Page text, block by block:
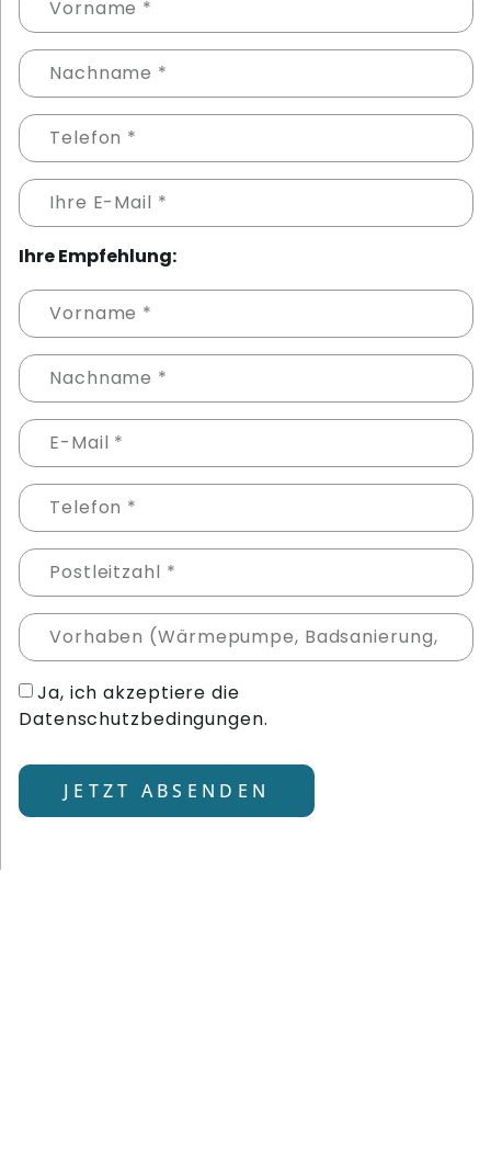
Ihre Empfehlung:
Ja, ich akzeptiere die
Datenschutzbedingungen.
JETZT ABSENDEN